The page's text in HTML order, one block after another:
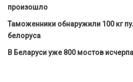
произошло
Таможенники обнаружили 100 кг
белоруса
В Беларуси уже 800 мостов